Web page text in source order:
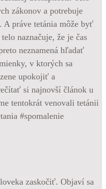
zaskočiť. Objaví sa